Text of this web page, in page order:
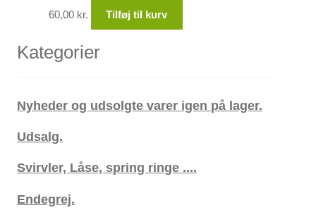
60,00 kr. Tilføj til kurv
Kategorier
Nyheder og udsolgte varer igen på lager.
Udsalg.
Svirvler, Låse, spring ringe ....
Endegrej.